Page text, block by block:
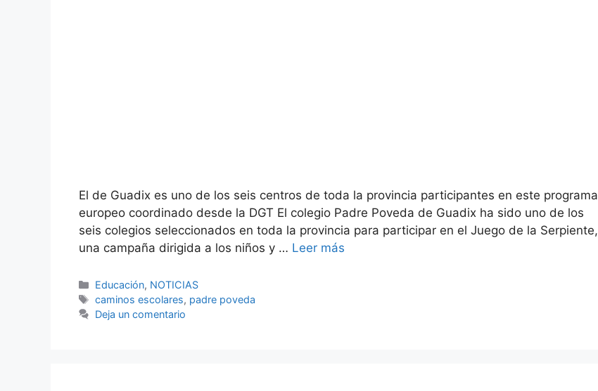
El de Guadix es uno de los seis centros de toda la provincia participantes en este programa
europeo coordinado desde la DGT El colegio Padre Poveda de Guadix ha sido uno de los
seis colegios seleccionados en toda la provincia para participar en el Juego de la Serpiente,
una campaña dirigida a los niños y … Leer más
Categorías
Educación, NOTICIAS
Etiquetas
caminos escolares, padre poveda
Deja un comentario